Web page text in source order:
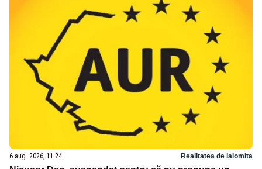
6 aug. 2026, 11:24 Realitatea de Ialomita